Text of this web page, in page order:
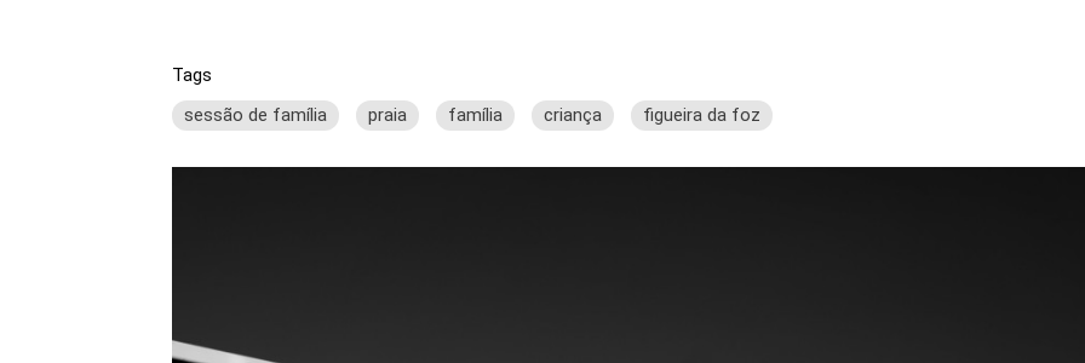
Tags
sessão de família
praia família criança figueira da foz